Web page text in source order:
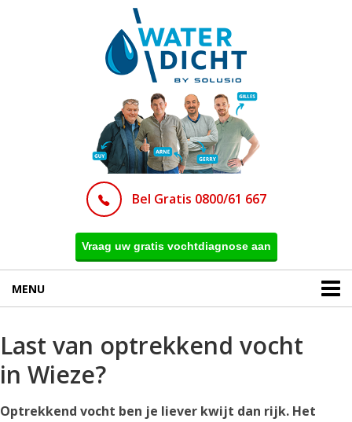
Bel Gratis 0800/61 667
Vraag uw gratis vochtdiagnose aan
MENU
Last van optrekkend vocht
in Wieze?
Optrekkend vocht ben je liever kwijt dan rijk. Het